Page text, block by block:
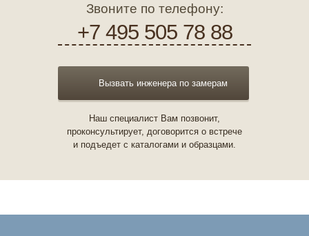
Звоните по телефону:
+7 495 505 78 88
Вызвать инженера по замерам
Наш специалист Вам позвонит,
проконсультирует, договорится о встрече
и подъедет с каталогами и образцами.